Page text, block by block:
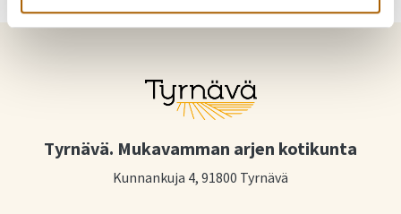
Tyrnävä. Mukavamman arjen kotikunta
Kunnankuja 4, 91800 Tyrnävä